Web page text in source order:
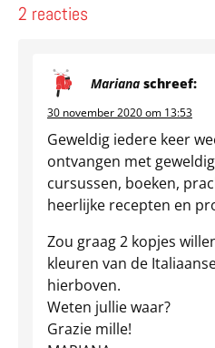
2 reacties
Mariana schreef:
30 november 2020 om 13:53
Geweldig iedere keer
ontvangen met
cursussen, boeken,
heerlijke recepten en
Zou graag 2 kopjes
kleuren van de
hierboven.
Weten jullie waar?
Grazie mille!